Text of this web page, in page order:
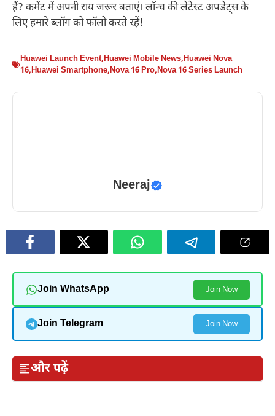
हैं? कमेंट में अपनी राय जरूर बताएं। लॉन्च की लेटेस्ट अपडेट्स के
लिए हमारे ब्लॉग को फॉलो करते रहें!
Huawei Launch Event,Huawei Mobile News,Huawei Nova
16,Huawei Smartphone,Nova 16 Pro,Nova 16 Series Launch
Neeraj
Join WhatsApp Join Now
Join Telegram Join Now
और पढ़ें